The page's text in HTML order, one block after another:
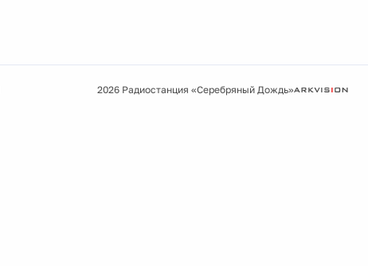
2026 Радиостанция «Серебряный Дождь»